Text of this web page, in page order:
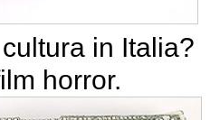
in Italia?
horror.